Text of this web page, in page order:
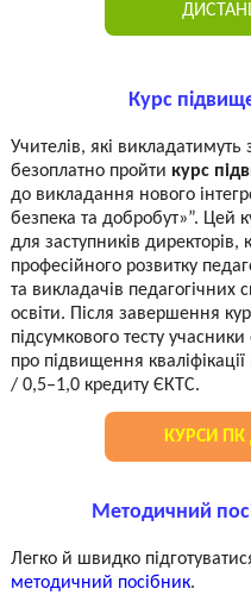
Курс
Учителів, які
безоплатно пройти курс
до викладання нового
безпека та добробут»”. Цей
для заступників директорів,
професійного розвитку
та викладачів педагогічних
освіти. Після завершення
підсумкового тесту
про підвищення
/ 0,5–1,0 кредиту ЄКТС.
КУРСИ ПК
Методичний
Легко й швидко
методичний посібник.